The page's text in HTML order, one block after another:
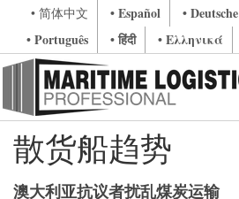
• 简体中文 • Español • Deutsche
• Português
• हिंदी • Ελληνικά
散货船趋势
澳大利亚抗议者扰乱煤炭运输